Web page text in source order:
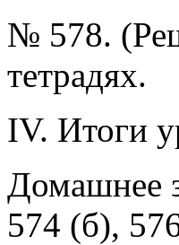
№ 578.
тетрадях.
IV. Итоги
Домашнее
574 (б),